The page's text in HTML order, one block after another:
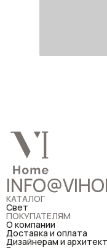
КАТАЛОГ
Свет
ПОКУПАТЕЛЯМ
О компании
Доставка и оплата
Дизайнерам и